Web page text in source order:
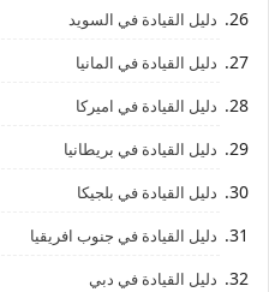
دليل القيادة في السويد
دليل القيادة في المانيا
دليل القيادة في اميركا
دليل القيادة في بريطانيا
دليل القيادة في بلجيكا
دليل القيادة في جنوب افريقيا
دليل القيادة في دبي